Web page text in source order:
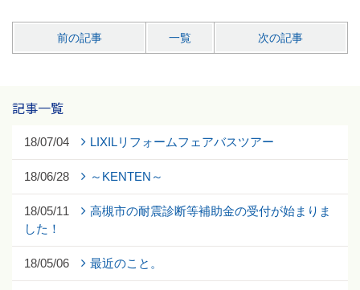
前の記事 一覧 次の記事
記事一覧
18/07/04 LIXILリフォームフェアバスツアー
18/06/28 ～KENTEN～
18/05/11
高槻市の耐震診断等補助金の受付が始まりま
した！
18/05/06 最近のこと。